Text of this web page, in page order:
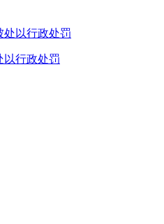
以行政处罚